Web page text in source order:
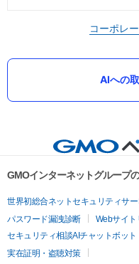
コーポレ
AIへの
GMOインターネットグループ
世界初総合ネットセキュリティサー
パスワード漏洩診断
Webサイ
セキュリティ相談AIチャットボット
実在証明・盗聴対策